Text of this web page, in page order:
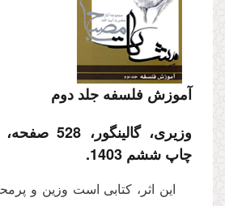
آموزش فلسفه جلد دوم
چاپ ششم 1403.
این اثر، كتابى است وزین و